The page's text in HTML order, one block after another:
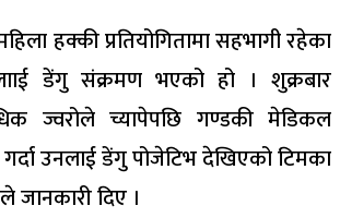
हक्की प्रतियोगितामा सहभागी रहेका
डेंगु संक्रमण भएको हो । शुक्रबार
ज्वरोले च्यापेपछि गण्डकी मेडिकल
उनलाई डेंगु पोजेटिभ देखिएको टिमका
जानकारी दिए ।